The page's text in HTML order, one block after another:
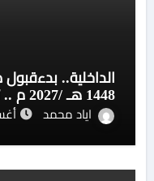
الداخلية..
1448 هـ /2027 م .. تفاصيل
اياد محمد